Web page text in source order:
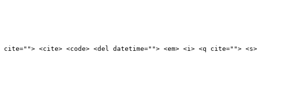
<cite> <code> <del datetime=""> <em> <i> <q cite=""> <s>